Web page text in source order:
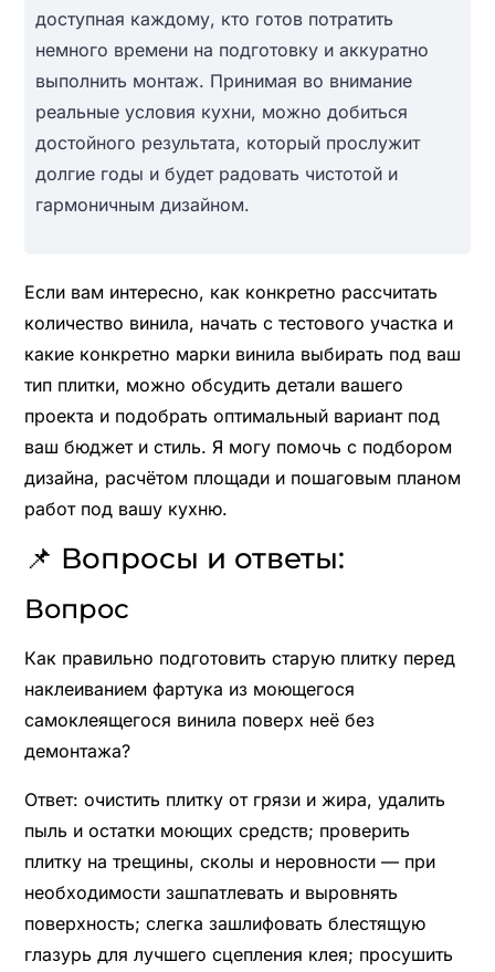
доступная каждому, кто готов потратить
немного времени на подготовку и аккуратно
выполнить монтаж. Принимая во внимание
реальные условия кухни, можно добиться
достойного результата, который прослужит
долгие годы и будет радовать чистотой и
гармоничным дизайном.
Если вам интересно, как конкретно рассчитать
количество винила, начать с тестового участка и
какие конкретно марки винила выбирать под ваш
тип плитки, можно обсудить детали вашего
проекта и подобрать оптимальный вариант под
ваш бюджет и стиль. Я могу помочь с подбором
дизайна, расчётом площади и пошаговым планом
работ под вашу кухню.
📌 Вопросы и ответы:
Вопрос
Как правильно подготовить старую плитку перед
наклеиванием фартука из моющегося
самоклеящегося винила поверх неё без
демонтажа?
Ответ: очистить плитку от грязи и жира, удалить
пыль и остатки моющих средств; проверить
плитку на трещины, сколы и неровности — при
необходимости зашпатлевать и выровнять
поверхность; слегка зашлифовать блестящую
глазурь для лучшего сцепления клея; просушить